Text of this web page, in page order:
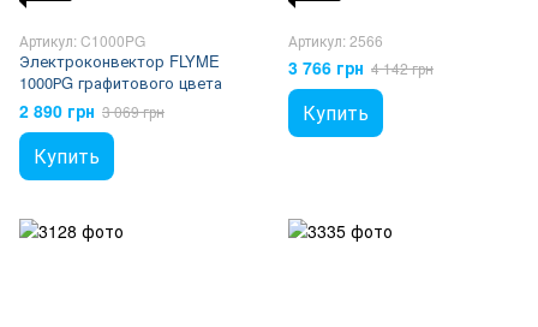
Артикул: C1000PG
Электроконвектор FLYME
1000РG графитового цвета
2 890 грн 3 069 грн
Купить
Артикул: 2566
3 766 грн 4 142 грн
Купить